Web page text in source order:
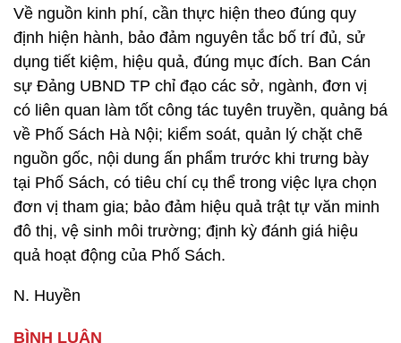
Về nguồn kinh phí, cần thực hiện theo đúng quy
định hiện hành, bảo đảm nguyên tắc bố trí đủ, sử
dụng tiết kiệm, hiệu quả, đúng mục đích. Ban Cán
sự Đảng UBND TP chỉ đạo các sở, ngành, đơn vị
có liên quan làm tốt công tác tuyên truyền, quảng bá
về Phố Sách Hà Nội; kiểm soát, quản lý chặt chẽ
nguồn gốc, nội dung ấn phẩm trước khi trưng bày
tại Phố Sách, có tiêu chí cụ thể trong việc lựa chọn
đơn vị tham gia; bảo đảm hiệu quả trật tự văn minh
đô thị, vệ sinh môi trường; định kỳ đánh giá hiệu
quả hoạt động của Phố Sách.
N. Huyền